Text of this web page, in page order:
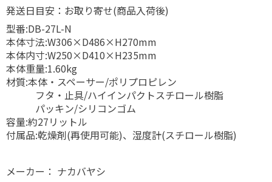
発送日目安：お取り寄せ(商品入荷後)
型番:DB-27L-N
本体寸法:W306×D486×H270mm
本体内寸:W250×D410×H235mm
本体重量:1.60kg
材質:本体・スペーサー/ポリプロピレン
フタ・止具/ハイインパクトスチロール樹脂
パッキン/シリコンゴム
容量:約27リットル
付属品:乾燥剤(再使用可能)、湿度計(スチロール樹脂)
メーカー： ナカバヤシ